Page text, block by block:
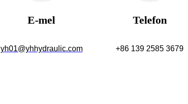
E-mel
yh01@yhhydraulic.com
Telefon
+86 139 2585 3679